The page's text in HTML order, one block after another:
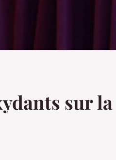
sur